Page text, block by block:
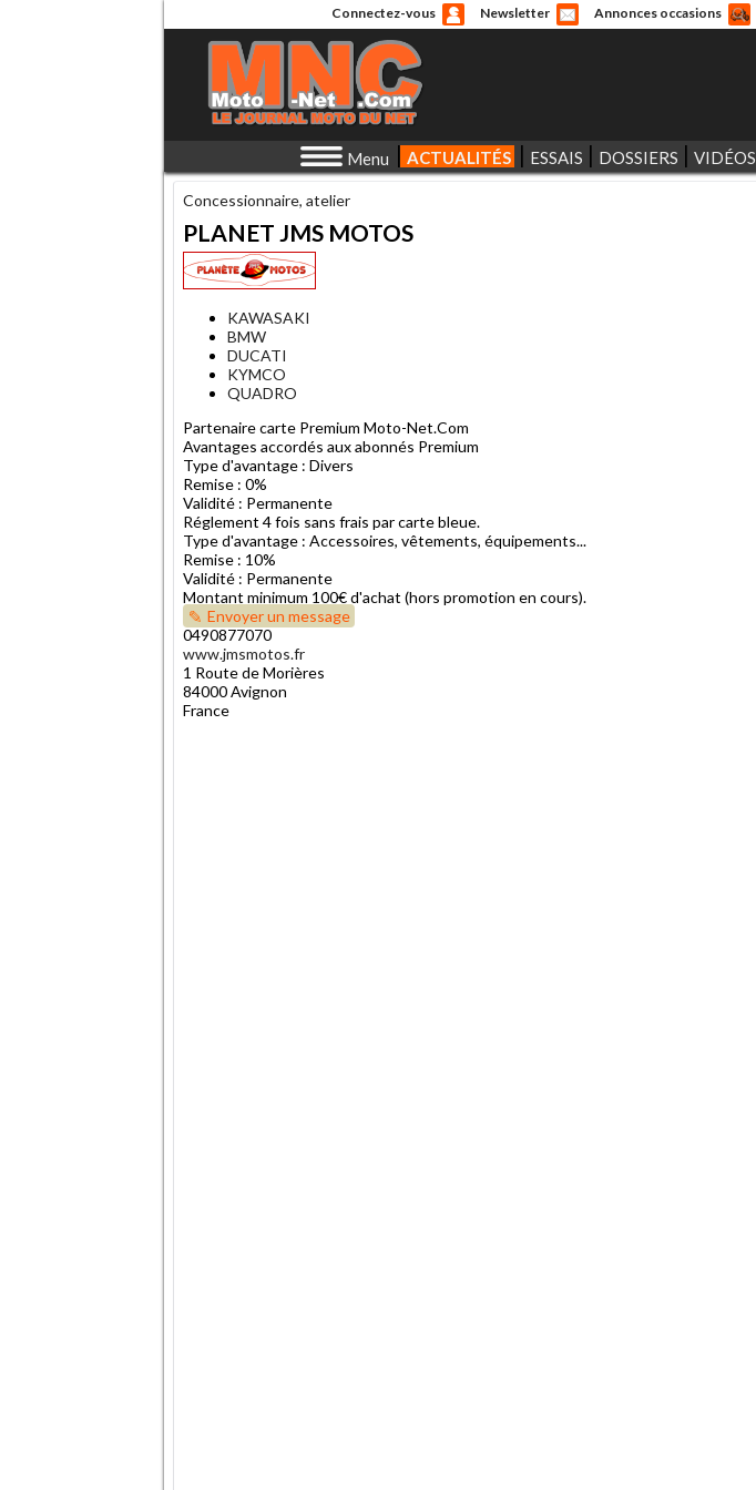
Connectez-vous Newsletter Annonces occasions
Menu ACTUALITÉS ESSAIS DOSSIERS VIDÉOS
Concessionnaire, atelier
PLANET JMS MOTOS
KAWASAKI
BMW
DUCATI
KYMCO
QUADRO
Partenaire carte Premium Moto-Net.Com
Avantages accordés aux abonnés Premium
Type d'avantage : Divers
Remise : 0%
Validité : Permanente
Réglement 4 fois sans frais par carte bleue.
Type d'avantage : Accessoires, vêtements, équipements...
Remise : 10%
Validité : Permanente
Montant minimum 100€ d'achat (hors promotion en cours).
Envoyer un message
0490877070
www.jmsmotos.fr
1 Route de Morières
84000 Avignon
France